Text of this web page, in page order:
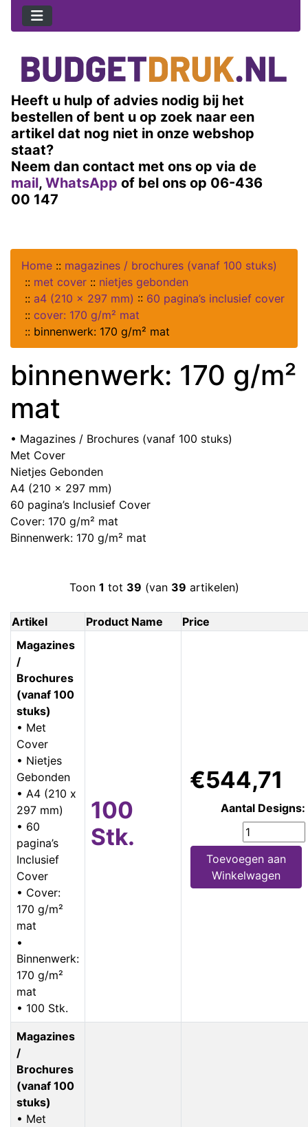
Heeft u hulp of advies nodig bij het
bestellen of bent u op zoek naar een
artikel dat nog niet in onze webshop
staat?
Neem dan contact met ons op via de
mail, WhatsApp of bel ons op 06-436
00 147
Home :: magazines / brochures (vanaf 100 stuks)
:: met cover :: nietjes gebonden
:: a4 (210 x 297 mm) :: 60 pagina’s inclusief cover
:: cover: 170 g/m² mat
:: binnenwerk: 170 g/m² mat
binnenwerk: 170 g/m²
mat
• Magazines / Brochures (vanaf 100 stuks)
Met Cover
Nietjes Gebonden
A4 (210 x 297 mm)
60 pagina’s Inclusief Cover
Cover: 170 g/m² mat
Binnenwerk: 170 g/m² mat
Toon 1 tot 39 (van 39 artikelen)
Artikel Product Name
Price
Magazines
/
Brochures
(vanaf 100
stuks)
• Met
Cover
• Nietjes
Gebonden
• A4 (210 x
297 mm)
• 60
pagina’s
Inclusief
Cover
• Cover:
170 g/m²
mat
•
Binnenwerk:
170 g/m²
mat
• 100 Stk.
100
Stk.
€544,71
Aantal Designs:
Toevoegen aan
Winkelwagen
Magazines
/
Brochures
(vanaf 100
stuks)
• Met